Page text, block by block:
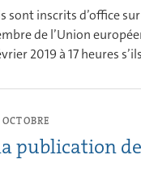
sont inscrits d’office
de l’Union
2019 à 17 heures
publication